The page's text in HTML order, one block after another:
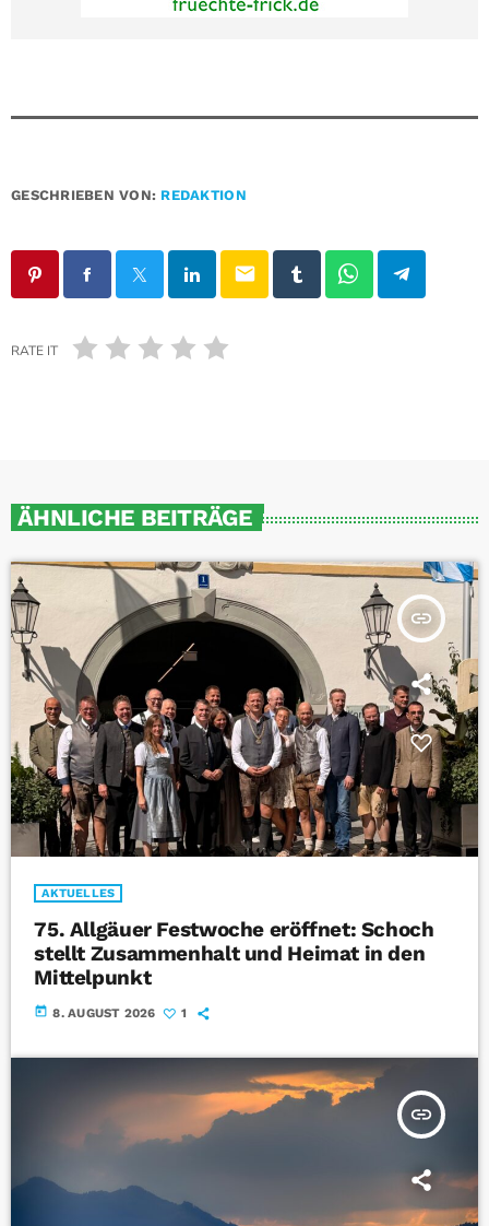
GESCHRIEBEN VON: REDAKTION
email
RATE IT
ÄHNLICHE BEITRÄGE
insert_link
AKTUELLES
75. Allgäuer Festwoche eröffnet: Schoch
stellt Zusammenhalt und Heimat in den
Mittelpunkt
today 8. AUGUST 2026 1
insert_link